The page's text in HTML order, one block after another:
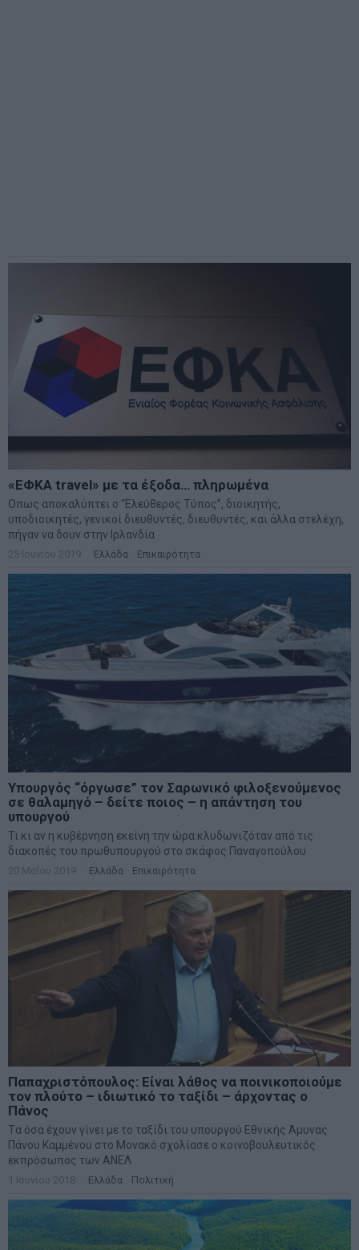
«ΕΦΚΑ travel» με τα έξοδα… πληρωμένα
Οπως αποκαλύπτει ο “Ελεύθερος Τύπος”, διοικητής,
υποδιοικητές, γενικοί διευθυντές, διευθυντές, και άλλα στελέχη,
πήγαν να δουν στην Ιρλανδία
25 Ιουνίου 2019 Ελλάδα Επικαιρότητα
Υπουργός “όργωσε” τον Σαρωνικό φιλοξενούμενος
σε θαλαμηγό – δείτε ποιος – η απάντηση του
υπουργού
Τι κι αν η κυβέρνηση εκείνη την ώρα κλυδωνιζόταν από τις
διακοπές του πρωθυπουργού στο σκάφος Παναγοπούλου
20 Μαΐου 2019 Ελλάδα Επικαιρότητα
Παπαχριστόπουλος: Είναι λάθος να ποινικοποιούμε
τον πλούτο – ιδιωτικό το ταξίδι – άρχοντας ο
Πάνος
Tα όσα έχουν γίνει με το ταξίδι του υπουργού Εθνικής Άμυνας
Πάνου Καμμένου στο Μονακό σχολίασε ο κοινοβουλευτικός
εκπρόσωπος των ΑΝΕΛ
1 Ιουνίου 2018 Ελλάδα Πολιτική